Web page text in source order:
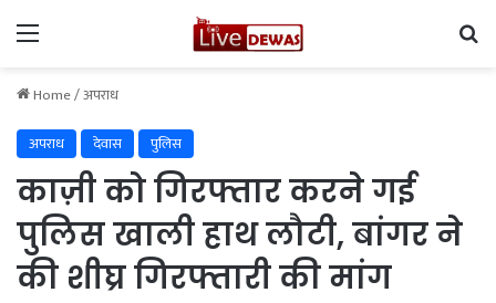
Menu
Home/अपराध
अपराध
देवास पुलिस
काज़ी को गिरफ्तार करने गई
पुलिस खाली हाथ लौटी, बांगर ने
की शीघ्र गिरफ्तारी की मांग